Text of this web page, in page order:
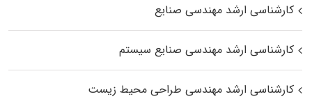
کارشناسی ارشد مهندسی صنایع
کارشناسی ارشد مهندسی صنایع سیستم
کارشناسی ارشد مهندسی طراحی محیط زیست